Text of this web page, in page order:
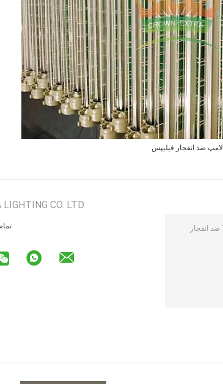
لامپ ضد انفجار فیلیپس
LIGHTING CO. LTD